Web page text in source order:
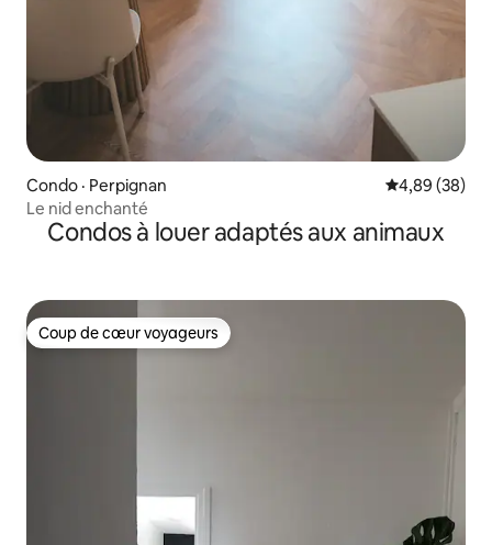
Condo · Perpignan Note
4,89 (38)
Le nid enchanté
Condos à louer adaptés aux animaux
Coup de cœur voyageurs
Coup de cœur voyageurs